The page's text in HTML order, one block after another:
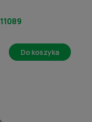
11089
Do koszyka